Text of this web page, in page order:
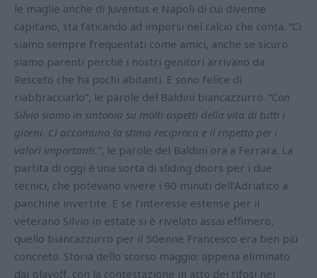
le maglie anche di Juventus e Napoli di cui divenne
capitano, sta faticando ad imporsi nel calcio che conta. “Ci
siamo sempre frequentati come amici, anche se sicuro
siamo parenti perché i nostri genitori arrivano da
Resceto che ha pochi abitanti. E sono felice di
riabbracciarlo”, le parole del Baldini biancazzurro. “Con
Silvio siamo in sintonia su molti aspetti della vita di tutti i
giorni. Ci accomuna la stima reciproca e il rispetto per i
valori importanti.”, le parole del Baldini ora a Ferrara. La
partita di oggi è una sorta di sliding doors per i due
tecnici, che potevano vivere i 90 minuti dell'Adriatico a
panchine invertite. E se l'interesse estense per il
veterano Silvio in estate si è rivelato assai effimero,
quello biancazzurro per il 50enne Francesco era ben più
concreto. Storia dello scorso maggio: appena eliminato
dai playoff, con la contestazione in atto dei tifosi nei